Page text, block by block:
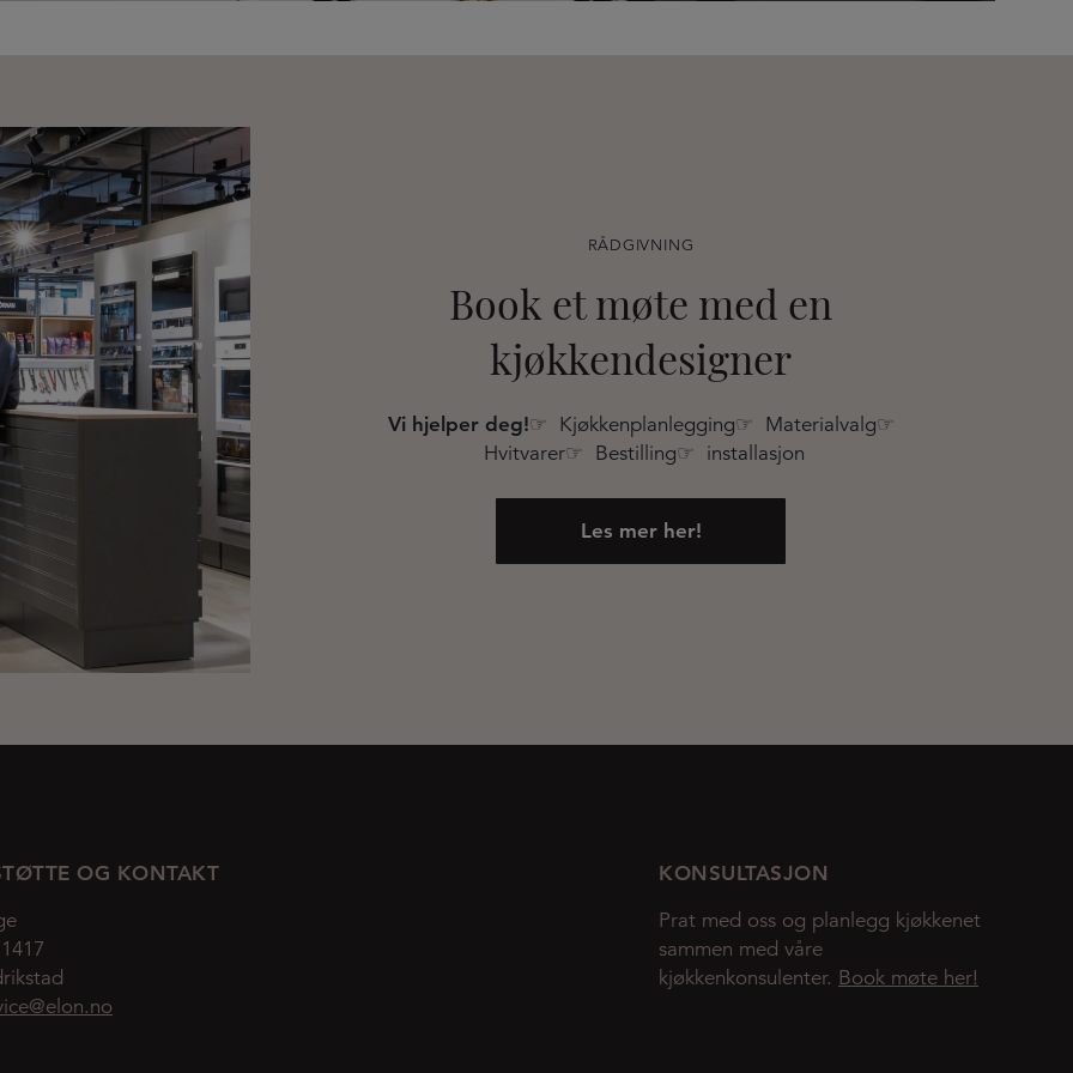
RÅDGIVNING
Book et møte med en
kjøkkendesigner
Vi hjelper deg!☞ Kjøkkenplanlegging☞ Materialvalg☞
Hvitvarer☞ Bestilling☞ installasjon
Les mer her!
OG KONTAKT KONSULTASJON
Prat med oss og planlegg kjøkkenet
sammen med våre
kjøkkenkonsulenter. Book møte her!